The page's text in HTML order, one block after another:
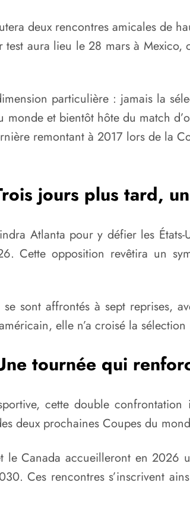
deux rencontres amicales de
test aura lieu le 28 mars à
particulière : jamais la
monde et bientôt hôte du match
remontant à 2017 lors de la
jours plus tard,
Atlanta pour y défier les
Cette opposition revêtira un
se sont affrontés à sept
elle n’a croisé la
tournée qui
cette double
deux prochaines Coupes du
le Canada accueilleront en
Ces rencontres s’inscrivent